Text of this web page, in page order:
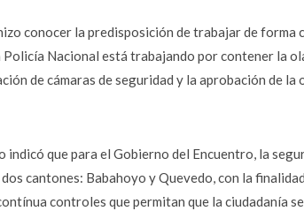
conocer la predisposición de trabajar de forma
Nacional está trabajando por contener la
de cámaras de seguridad y la aprobación de
indicó que para el Gobierno del Encuentro, la
cantones: Babahoyo y Quevedo, con la
controles que permitan que la ciudadanía